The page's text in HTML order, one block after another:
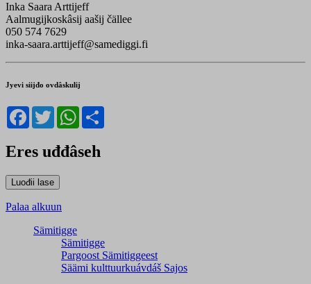
Inka Saara Arttijeff
Aalmugijkoskâsij aašij čällee
050 574 7629
inka-saara.arttijeff@samediggi.fi
Jyevi siijđo ovdâskulij
Facebook
TwitterWhatsApp
Eres uđđâseh
Palaa alkuun
Sämitigge
Sämitigge
Pargoost Sämitiggeest
Säämi kulttuurkuávdáš Sajos